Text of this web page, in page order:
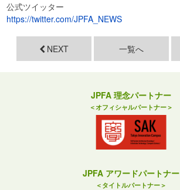
公式ツイッター
https://twitter.com/JPFA_NEWS
NEXT 一覧へ
JPFA 理念パートナー
＜オフィシャルパートナー＞
JPFA アワードパートナー
＜タイトルパートナー＞